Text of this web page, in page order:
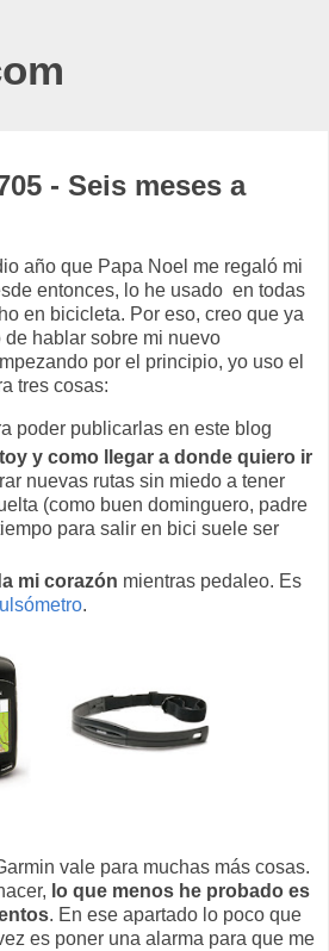
- Seis meses a
año que Papa Noel me regaló mi
entonces, lo he usado en todas
en bicicleta. Por eso, creo que ya
hablar sobre mi nuevo
por el principio, yo uso el
tres cosas:
poder publicarlas en este blog
y como llegar a donde quiero ir
nuevas rutas sin miedo a tener
(como buen dominguero, padre
para salir en bici suele ser
mi corazón mientras pedaleo. Es
.
vale para muchas más cosas.
lo que menos he probado es
. En ese apartado lo poco que
es poner una alarma para que me